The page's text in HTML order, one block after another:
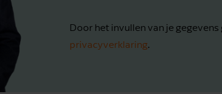
Door het invullen van je
privacyverklaring.